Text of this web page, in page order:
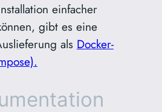
einfacher
gibt es eine
als Docker-